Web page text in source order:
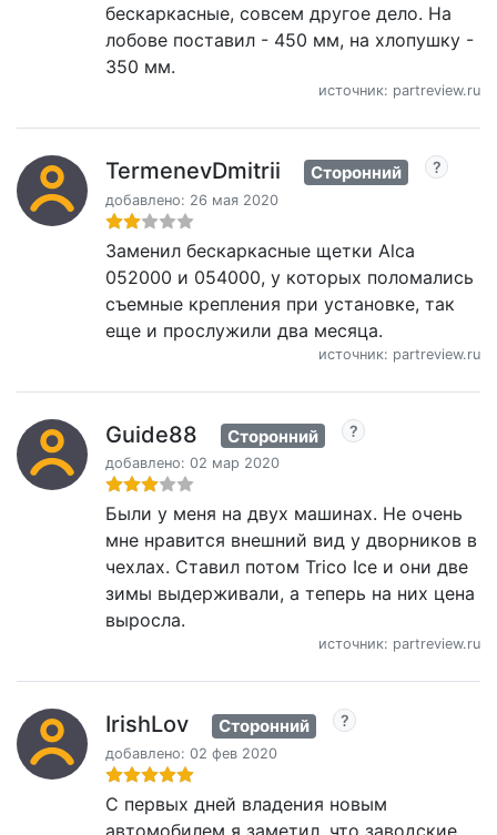
бескаркасные, совсем другое дело. На
лобове поставил - 450 мм, на хлопушку -
350 мм.
источник: partreview.ru
TermenevDmitrii Сторонний
добавлено: 26 мая 2020
Заменил бескаркасные щетки Alca
052000 и 054000, у которых поломались
съемные крепления при установке, так
еще и прослужили два месяца.
источник: partreview.ru
Guide88 Сторонний
добавлено: 02 мар 2020
Были у меня на двух машинах. Не очень
мне нравится внешний вид у дворников в
чехлах. Ставил потом Trico Ice и они две
зимы выдерживали, а теперь на них цена
выросла.
источник: partreview.ru
IrishLov Сторонний
добавлено: 02 фев 2020
С первых дней владения новым
автомобилем я заметил, что заводские